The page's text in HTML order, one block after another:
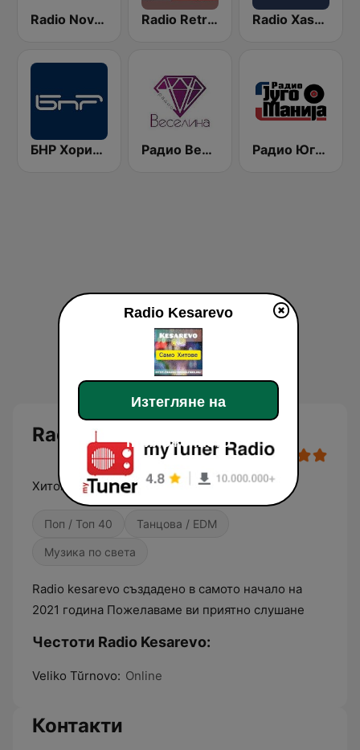
Radio Nova News Radio Retro - Samokov Radio Xaschove (Хъшове)
БНР Хоризонт (BNR Horizont) Радио Веселина 99.1 FM Радио Югомания (Radio Jugomanija)
Radio Kesarevo
Хитовете са тук
Поп / Топ 40 Танцова / EDM
Музика по света
Radio kesarevo създадено в самото начало на
2021 година Пожелаваме ви приятно слушане
Честоти Radio Kesarevo:
Veliko Tŭrnovo: Online
Контакти
Radio Kesarevo
Изтегляне на
приложението